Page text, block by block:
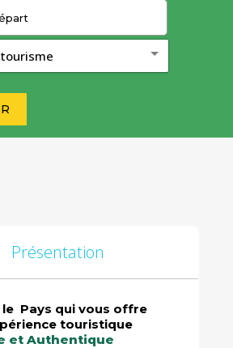
Présentation
le Pays qui vous offre
touristique
et Authentique